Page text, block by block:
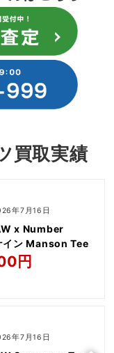
買取実績
年7月16日
x Number
ン Manson Tee
円
年7月16日